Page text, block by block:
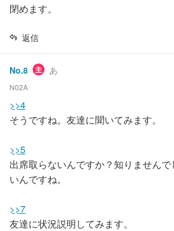
閉めます。
返信
No.8 主 あ
N02A
>>4
そうですね。友達に聞いてみます。
>>5
出席取らないんですか？知りません
いんですね。
>>7
友達に状況説明してみます。